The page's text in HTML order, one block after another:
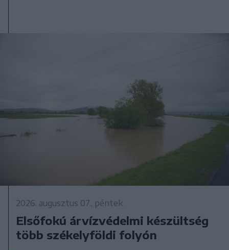
2026. augusztus 07., péntek
Elsőfokú árvízvédelmi készültség
több székelyföldi folyón